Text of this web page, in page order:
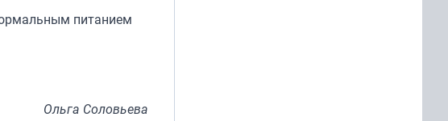
питанием
Ольга Соловьева